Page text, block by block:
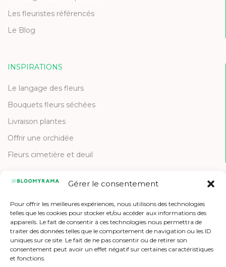
Gérer le consentement
Pour offrir les meilleures expériences, nous utilisons des technologies
telles que les cookies pour stocker et/ou accéder aux informations des
appareils. Le fait de consentir à ces technologies nous permettra de
traiter des données telles que le comportement de navigation ou les ID
uniques sur ce site. Le fait de ne pas consentir ou de retirer son
consentement peut avoir un effet négatif sur certaines caractéristiques
et fonctions.
Les fleuristes référencés
Le Blog
INSPIRATIONS
Le langage des fleurs
Bouquets fleurs séchées
Livraison plantes
Offrir une orchidée
Fleurs cimetière et deuil
Contactez-nous
Etre référencé
Offres d'emploi